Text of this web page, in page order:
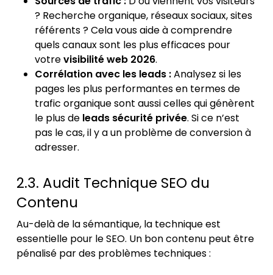
? Recherche organique, réseaux sociaux, sites
référents ? Cela vous aide à comprendre
quels canaux sont les plus efficaces pour
votrevisibilité web 2026.
Corrélation avec les leads :Analysez si les
pages les plus performantes en termes de
trafic organique sont aussi celles qui génèrent
le plus de leads sécurité privée. Si ce n’est
pas le cas, il y a un problème de conversion à
adresser.
2.3. Audit Technique SEO du
Contenu
Au-delà de la sémantique, la technique est
essentielle pour le SEO. Un bon contenu peut être
pénalisé par des problèmes techniques :